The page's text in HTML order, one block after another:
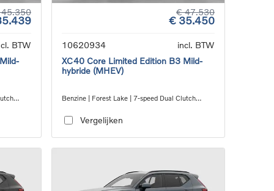
BTW
€ 47.530
€ 35.450
10620934
incl. BTW
XC40 Core Limited Edition B3 Mild-
hybride (MHEV)
Benzine | Forest Lake | 7-speed Dual Clutch
Vergelijken